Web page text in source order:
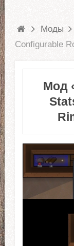
Моды
Configurable
Мод